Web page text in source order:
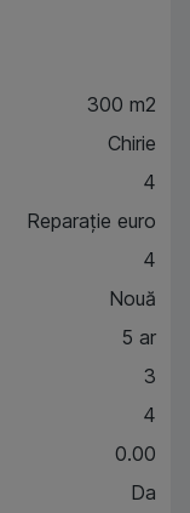
300 m2
Chirie
4
Reparație euro
4
Nouă
5 ar
3
4
0.00
Da